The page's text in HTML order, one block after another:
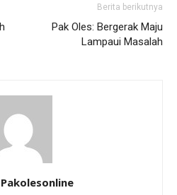
Berita berikutnya
Pak Oles: Bergerak Maju
Lampaui Masalah